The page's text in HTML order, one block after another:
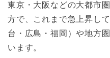
東京・大阪などの大都市
方で、これまで急上昇し
台・広島・福岡）や地方
います。